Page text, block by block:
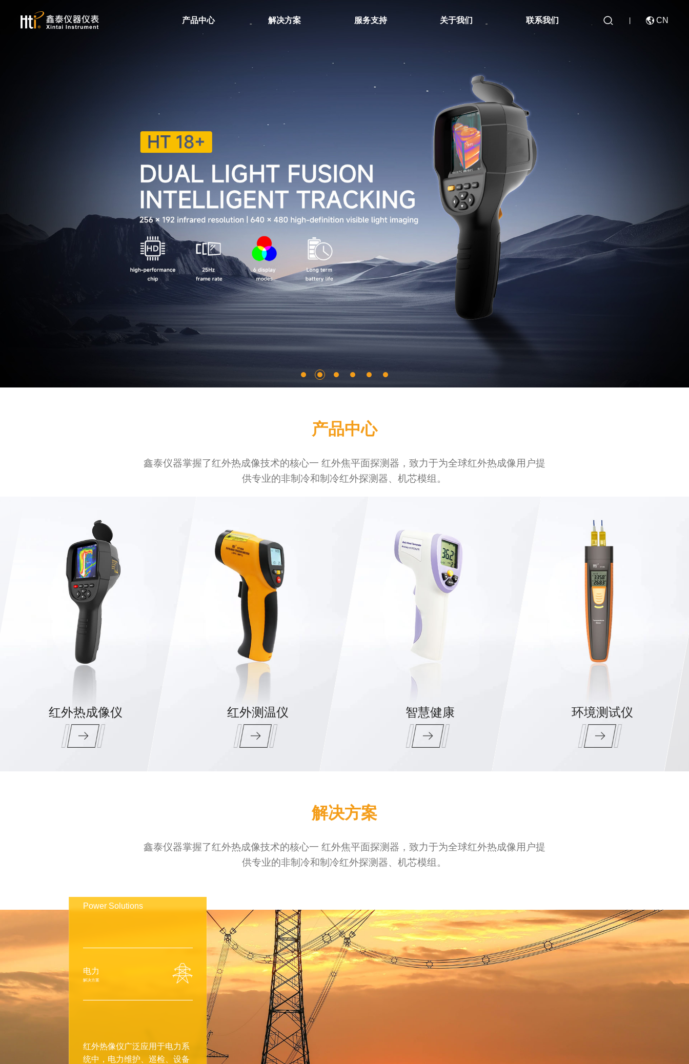
产品中心
高温红外测温仪
迷你红外测温仪
环境测试仪
温湿度计
温湿度记录仪
微波泄漏探测仪
电子歧管仪
热电偶温度计
检测仪
风速仪
数字差压计
蓝牙压力计
内窥镜
硬度计
噪音计
解决方案
工业制造
服务支持
隐私政策 下载中心
关于我们
新闻动态
联系我们   CN
产品中心
鑫泰仪器掌握了红外热成像技术的核心一 红外焦平面探测器，致力于为全球红外热成像用户提
供专业的非制冷和制冷红外探测器、机芯模组。
红外热成像仪 红外测温仪 智慧健康 环境测试仪
解决方案
鑫泰仪器掌握了红外热成像技术的核心一 红外焦平面探测器，致力于为全球红外热成像用户提
供专业的非制冷和制冷红外探测器、机芯模组。
电力
解决方案
Power Solutions
红外热像仪广泛应用于电力系
统中，电力维护、巡检、设备